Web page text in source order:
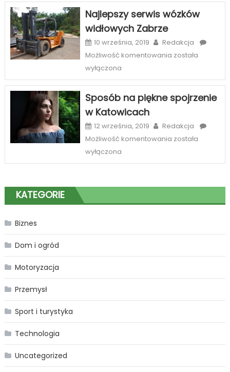
telefony
szeroka
oferta
Najlepszy serwis wózków
widłowych Zabrze
10 września, 2019
Redakcja
Możliwość komentowania Najlepszy
wózków
Zabrze
została
wyłączona
Sposób na piękne spojrzenie
w Katowicach
12 września, 2019
Redakcja
Możliwość komentowania Sposób
piękne
w
została
wyłączona
KATEGORIE
Biznes
Dom i ogród
Motoryzacja
Przemysł
Sport i turystyka
Technologia
Uncategorized